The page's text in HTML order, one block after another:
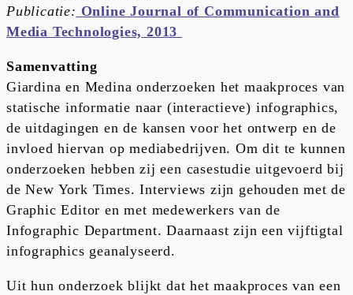
Publicatie: Online Journal of Communication and
Media Technologies, 2013
Samenvatting
Giardina en Medina onderzoeken het maakproces van
statische informatie naar (interactieve) infographics,
de uitdagingen en de kansen voor het ontwerp en de
invloed hiervan op mediabedrijven. Om dit te kunnen
onderzoeken hebben zij een casestudie uitgevoerd bij
de New York Times. Interviews zijn gehouden met de
Graphic Editor en met medewerkers van de
Infographic Department. Daarnaast zijn een vijftigtal
infographics geanalyseerd.
Uit hun onderzoek blijkt dat het maakproces van een